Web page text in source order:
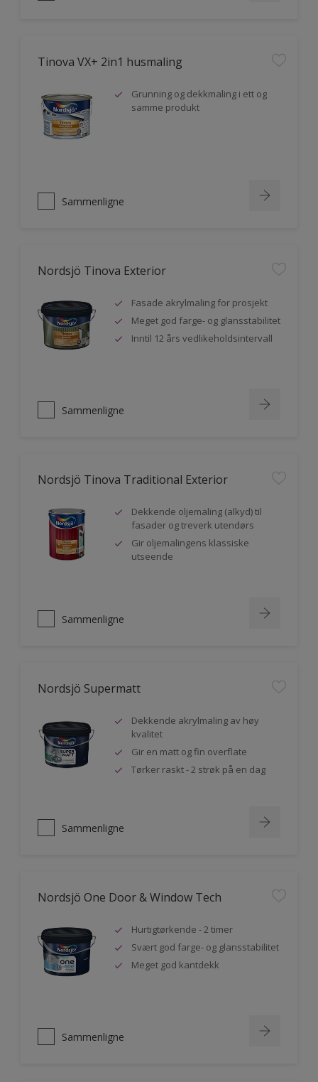
Tinova VX+ 2in1 husmaling
Grunning og dekkmaling i ett og
samme produkt
Sammenligne
Nordsjö Tinova Exterior
Fasade akrylmaling for prosjekt
Meget god farge- og glansstabilitet
Inntil 12 års vedlikeholdsintervall
Sammenligne
Nordsjö Tinova Traditional Exterior
Dekkende oljemaling (alkyd) til
fasader og treverk utendørs
Gir oljemalingens klassiske
utseende
Sammenligne
Nordsjö Supermatt
Dekkende akrylmaling av høy
kvalitet
Gir en matt og fin overflate
Tørker raskt - 2 strøk på en dag
Sammenligne
Nordsjö One Door & Window Tech
Hurtigtørkende - 2 timer
Svært god farge- og glansstabilitet
Meget god kantdekk
Sammenligne